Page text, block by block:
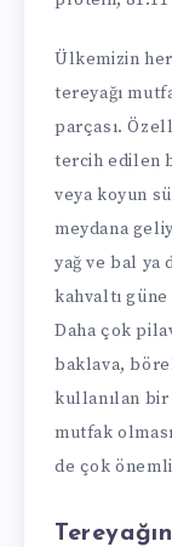
Ülkemizin
tereyağı
parçası.
tercih edilen
veya koyun
meydana
yağ ve bal ya
kahvaltı güne
Daha çok
baklava,
kullanılan bir
mutfak
de çok